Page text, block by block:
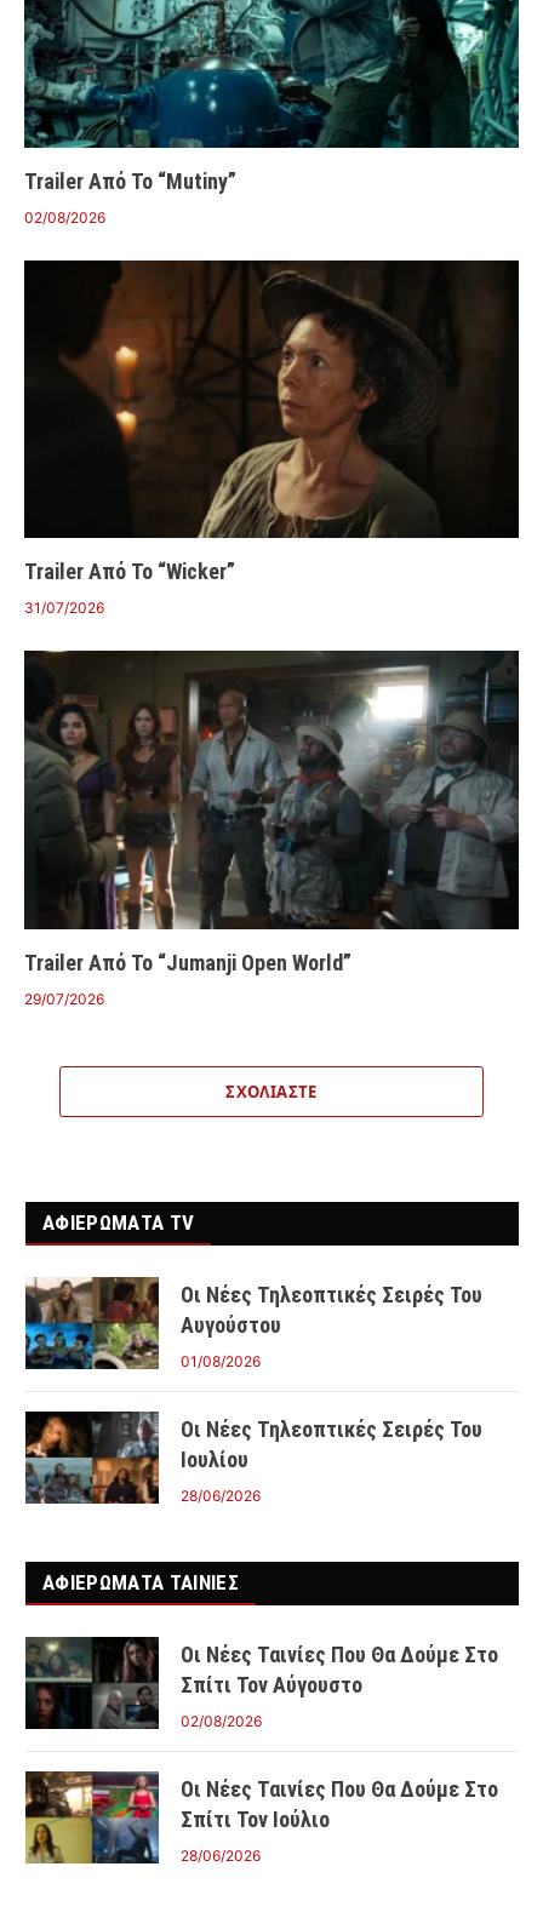
Trailer Από Το “Mutiny”
02/08/2026
Trailer Από Το “Wicker”
31/07/2026
Trailer Από Το “Jumanji Open World”
29/07/2026
ΣΧΟΛΙΆΣΤΕ
ΑΦΙΕΡΩΜΑΤΑ TV
Οι Νέες Τηλεοπτικές Σειρές Του
Αυγούστου
01/08/2026
Οι Νέες Τηλεοπτικές Σειρές Του
Ιουλίου
28/06/2026
ΑΦΙΕΡΩΜΑΤΑ ΤΑΙΝΊΕΣ
Οι Νέες Ταινίες Που Θα Δούμε Στο
Σπίτι Τον Αύγουστο
02/08/2026
Οι Νέες Ταινίες Που Θα Δούμε Στο
Σπίτι Τον Ιούλιο
28/06/2026